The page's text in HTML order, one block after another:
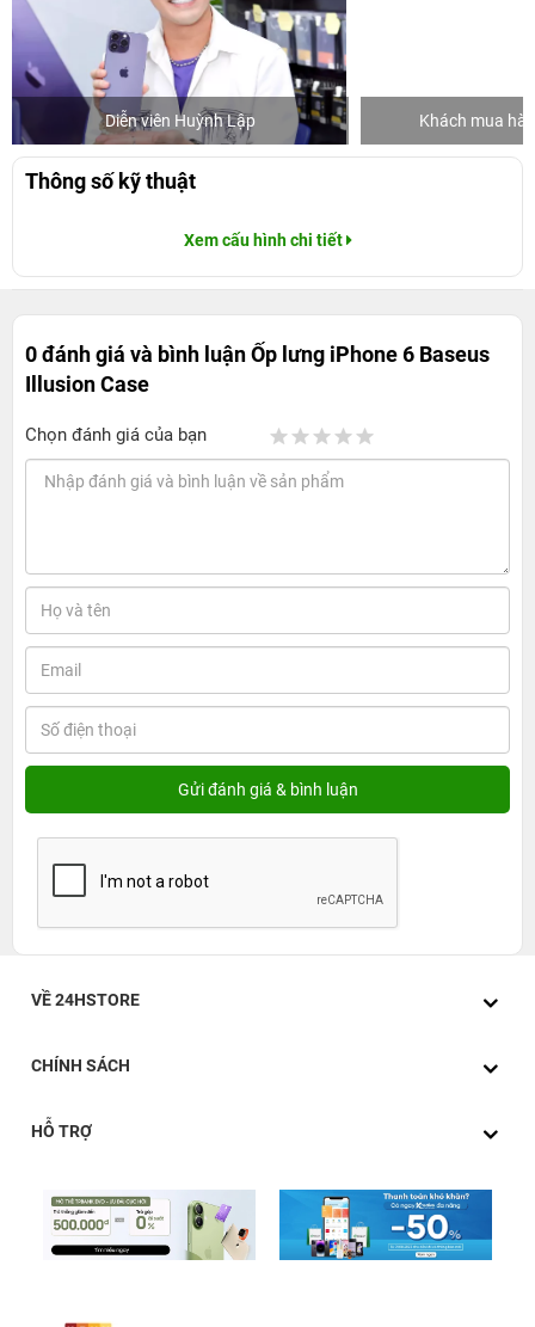
Diễn viên Huỳnh Lập Khách mua
Thông số kỹ thuật
Xem cấu hình chi tiết
0 đánh giá và bình luậnỐp lưng iPhone 6 Baseus
Illusion Case
Chọn đánh giá của bạn
VỀ 24HSTORE
CHÍNH SÁCH
HỖ TRỢ